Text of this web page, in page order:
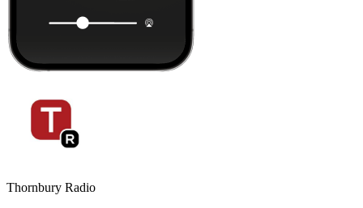
Thornbury Radio